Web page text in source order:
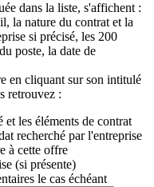
dans la liste, s'affichent :
la nature du contrat et la
si précisé, les 200
poste, la date de
en cliquant sur son intitulé
retrouvez :
et les éléments de contrat
recherché par l'entreprise
à cette offre
(si présente)
le cas échéant